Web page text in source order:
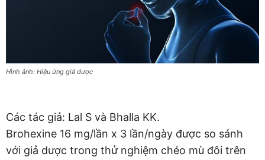
Hình ảnh: Hiệu ứng giả dược
Các tác giả: Lal S và Bhalla KK.
Brohexine 16 mg/lần x 3 lần/ngày được so sánh
với giả dược trong thử nghiệm chéo mù đôi trên